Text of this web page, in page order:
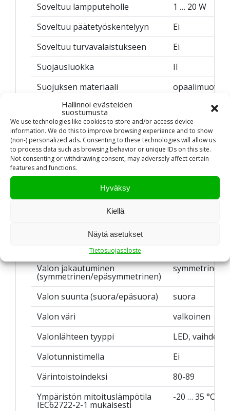
Hallinnoi evästeiden
suostumusta
We use technologies like cookies to store and/or access device
information. We do this to improve browsing experience and to show
(non-) personalized ads. Consenting to these technologies will allow us
to process data such as browsing behavior or unique IDs on this site.
Not consenting or withdrawing consent, may adversely affect certain
features and functions.
Hyväksy
Kiellä
Näytä asetukset
Tietosuojaseloste
Soveltuu lampputeholle
1 … 20 W
Soveltuu päätetyöskentelyyn
Ei
Soveltuu turvavalaistukseen
Ei
Suojausluokka
II
Suojuksen materiaali
opaalimuovi
Uppoasennus
Vaihdettavan lampun korkein
energiatehokkuusluokka
A++
Vaihdettavan lampun matalin
energiatehokkuusluokka
E
Vaihdettavan, sisältyvän lampun
energiatehokkuusluokka
Valaisimen elinikä L70B50
Valaisimen suojaaminen
lämpöäeristävällä materiaalilla
Valon jakautuminen
(symmetrinen/epäsymmetrinen)
symmetrinen
Valon suunta (suora/epäsuora)
suora
Valon väri
valkoinen
Valonlähteen tyyppi
LED,
Valotunnistimella
Ei
Värintoistoindeksi
80-89
Ympäristön mitoituslämpötila
IEC62722-2-1 mukaisesti
-20 … 35 °C